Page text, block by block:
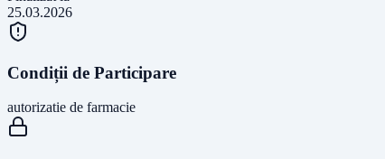
25.03.2026
Condiții de Participare
autorizatie de farmacie